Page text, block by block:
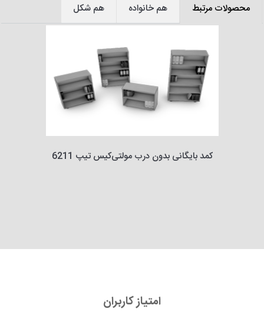
محصولات مرتبط هم خانواده هم شکل
کمد بایگانی بدون درب مولتی‌کیس تیپ 6211
امتیاز کاربران